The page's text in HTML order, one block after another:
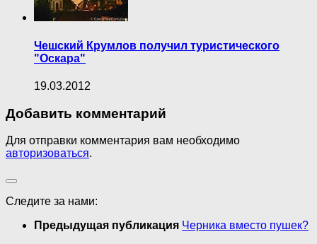
Чешский Крумлов получил туристического
"Оскара"
19.03.2012
Добавить комментарий
Для отправки комментария вам необходимо
авторизоваться.
Следите за нами:
Предыдущая публикация Черника вместо пушек?